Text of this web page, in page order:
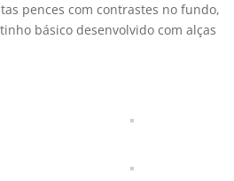
pences com contrastes no fundo,
básico desenvolvido com alças